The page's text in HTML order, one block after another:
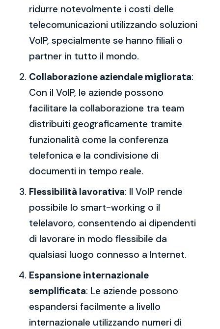
ridurre notevolmente i costi delle
telecomunicazioni utilizzando soluzioni
VoIP, specialmente se hanno filiali o
partner in tutto il mondo.
Collaborazione aziendale migliorata:
Con il VoIP, le aziende possono
facilitare la collaborazione tra team
distribuiti geograficamente tramite
funzionalità come la conferenza
telefonica e la condivisione di
documenti in tempo reale.
Flessibilità lavorativa: Il VoIP rende
possibile lo smart-working o il
telelavoro, consentendo ai dipendenti
di lavorare in modo flessibile da
qualsiasi luogo connesso a Internet.
Espansione internazionale
semplificata: Le aziende possono
espandersi facilmente a livello
internazionale utilizzando numeri di